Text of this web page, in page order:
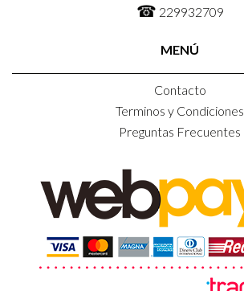
☎ 229932709
MENÚ
Contacto
Terminos y Condiciones
Preguntas Frecuentes